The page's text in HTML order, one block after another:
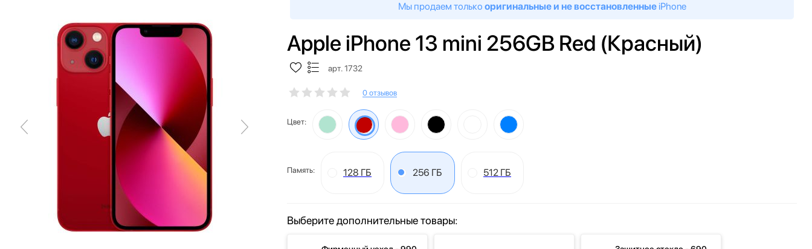
Мы продаем только оригинальные и не восстановленныеiPhone
Apple iPhone 13 mini 256GB Red (Красный)
арт. 1732
0 отзывов
Цвет:
Память: 128 ГБ 256 ГБ 512 ГБ
Выберите дополнительные товары: